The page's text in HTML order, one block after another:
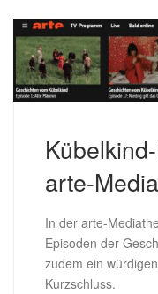
arte-
In der arte-
Episoden der
zudem ein
Kurzschluss.